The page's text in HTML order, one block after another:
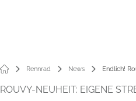
Rennrad News Endlich!
ROUVY-NEUHEIT: EIGENE